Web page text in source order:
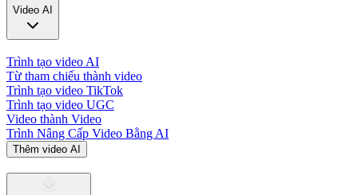
Video AI
Trình tạo video AI
Từ tham chiếu thành video
Trình tạo video TikTok
Trình tạo video UGC
Video thành Video
Trình Nâng Cấp Video Bằng AI
Thêm video AI